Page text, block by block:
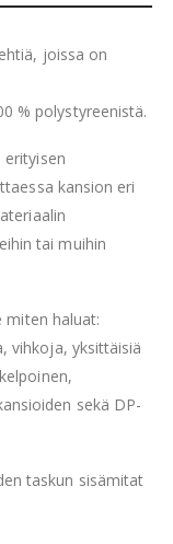
joissa on
% polystyreenistä.
erityisen
kansion eri
tai muihin
miten haluat:
vihkoja, yksittäisiä
sekä DP-
taskun sisämitat